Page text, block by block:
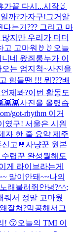
가끝 다시...시작🤘
까?가자구!그거알
는거??? 그리고 마
지만 우리가 더더
고 고마워🤘🤘 오늘
네 왔즤롱누가 이
는 엄지척~사진을
힘들땐 !!! 뭐???배
언제봐?이번 활동도
사진을 올렸습
got-rhythm 이거
였구! 서울은 시원
자 한 줄 요약 제주
고🤘 사냥꾼 원본
렵꾼 완성뭘해도
게 라이브라는게
말이안돼~~나의
래불러줘 안녕?^^;
줘서 정말 고마웠
왜잘쳐?막공해서그
! 😗오늘의 TMI 이